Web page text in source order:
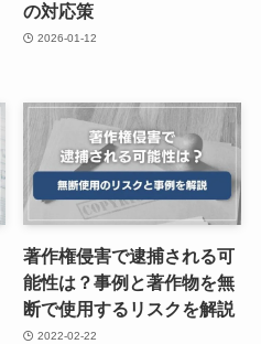
の対応策
2026-01-12
著作権侵害で逮捕される可
能性は？事例と著作物を無
断で使用するリスクを解説
2022-02-22